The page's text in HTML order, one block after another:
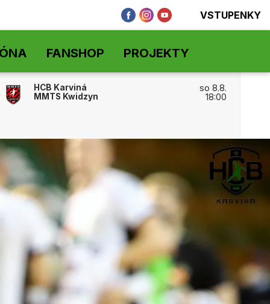
VSTUPENKY
FANSHOP PROJEKTY
HCB Karviná
MMTS Kwidzyn
so 8.8.
18:00